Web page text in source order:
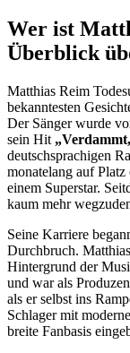
Wer ist
Überblick
Matthias Reim
bekanntesten
Der Sänger wurde
sein Hit
deutschsprachigen
monatelang auf
einem Superstar.
kaum mehr
Seine Karriere
Durchbruch.
Hintergrund der
und war als
als er selbst ins
Schlager mit
breite Fanbasis